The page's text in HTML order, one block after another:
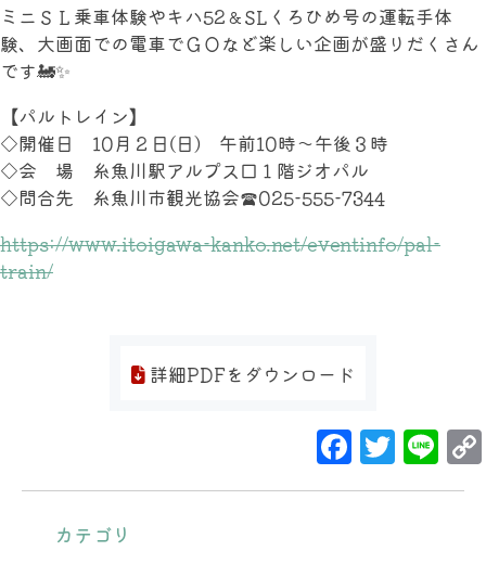
ミニＳＬ乗車体験やキハ52＆SLくろひめ号の運転手体
験、大画面での電車でＧＯなど楽しい企画が盛りだくさん
です🚂✨
【パルトレイン】
◇開催日 10月２日(日) 午前10時～午後３時
◇会 場 糸魚川駅アルプス口１階ジオパル
◇問合先 糸魚川市観光協会☎025-555-7344
https://www.itoigawa-kanko.net/eventinfo/pal-
train/
詳細PDFをダウンロード
カテゴリ